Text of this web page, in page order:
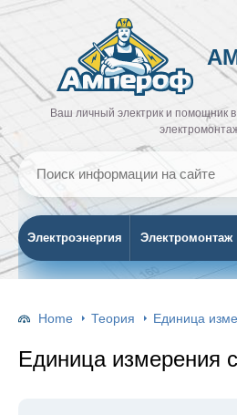
Ваш личный электрик и помощник
Электроэнергия Электромонтаж
Home Теория Единица
Единица измерения